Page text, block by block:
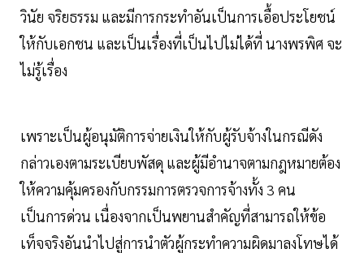
วินัย จริยธรรม และมีการกระทำอันเป็นการเอื้อประโยชน์
ให้กับเอกชน และเป็นเรื่องที่เป็นไปไม่ได้ที่ นางพรพิศ จะ
ไม่รู้เรื่อง
เพราะเป็นผู้อนุมัติการจ่ายเงินให้กับผู้รับจ้างในกรณีดัง
กล่าวเองตามระเบียบพัสดุ และผู้มีอำนาจตามกฎหมายต้อง
ให้ความคุ้มครองกับกรรมการตรวจการจ้างทั้ง 3 คน
เป็นการด่วน เนื่องจากเป็นพยานสำคัญที่สามารถให้ข้อ
เท็จจริงอันนำไปสู่การนำตัวผู้กระทำความผิดมาลงโทษได้